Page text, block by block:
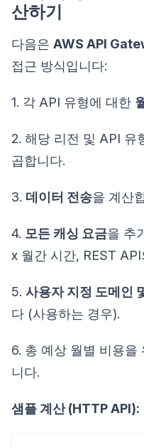
산하기
다음은 AWS API
접근 방식입니다:
1. 각 API 유형에 대한
2. 해당 리전 및 API 유
곱합니다.
3. 데이터 전송을 계산
4. 모든 캐싱 요금을 추
x 월간 시간, REST API
5. 사용자 지정 도메인
다 (사용하는 경우).
6. 총 예상 월별 비용을
니다.
샘플 계산 (HTTP API):